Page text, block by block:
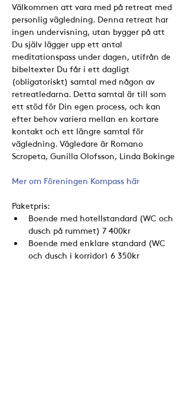
Välkommen att vara med på retreat med
personlig vägledning. Denna retreat har
ingen undervisning, utan bygger på att
Du själv lägger upp ett antal
meditationspass under dagen, utifrån de
bibeltexter Du får i ett dagligt
(obligatoriskt) samtal med någon av
retreatledarna. Detta samtal är till som
ett stöd för Din egen process, och kan
efter behov variera mellan en kortare
kontakt och ett längre samtal för
vägledning. Vägledare är Romano
Scropeta, Gunilla Olofsson, Linda Bokinge
Mer om Föreningen Kompass här
Paketpris:
Boende med hotellstandard (WC och
dusch på rummet) 7 400kr
Boende med enklare standard (WC
och dusch i korridor) 6 350kr